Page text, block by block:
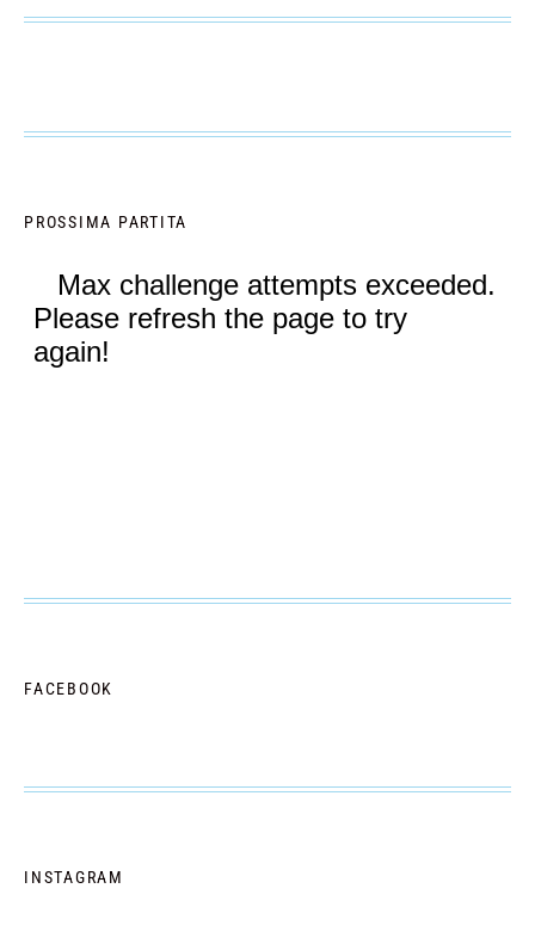
PROSSIMA PARTITA
FACEBOOK
INSTAGRAM